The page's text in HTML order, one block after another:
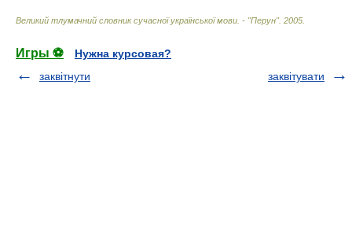
Великий тлумачний словник сучасної української мови. - "Перун". 2005
Игры ⚽
Нужна курсовая?
заквітнути
заквітувати